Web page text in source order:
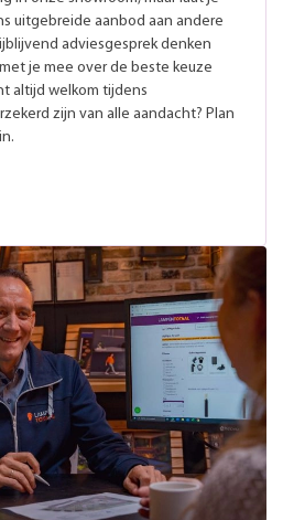
uitgebreide aanbod aan andere
adviesgesprek denken
je mee over de beste keuze
altijd welkom tijdens
zijn van alle aandacht? Plan